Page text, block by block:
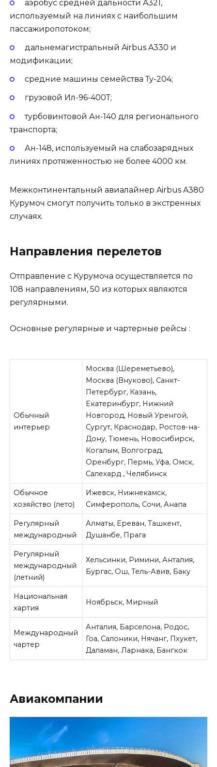
аэробус средней дальности A321,
используемый на линиях с наибольшим
пассажиропотоком;
дальнемагистральный Airbus A330 и
модификации;
средние машины семейства Ту-204;
грузовой Ил-96-400Т;
турбовинтовой Ан-140 для регионального
транспорта;
Ан-148, используемый на слабозарядных
линиях протяженностью не более 4000 км.
Межконтинентальный авиалайнер Airbus A380
Курумоч смогут получить только в экстренных
случаях.
Направления перелетов
Отправление с Курумоча осуществляется по
108 направлениям, 50 из которых являются
регулярными.
Основные регулярные и чартерные рейсы :
Обычный
интерьер
Москва (Шереметьево),
Москва (Внуково), Санкт-
Петербург, Казань,
Екатеринбург, Нижний
Новгород, Новый Уренгой,
Сургут, Краснодар, Ростов-на-
Дону, Тюмень, Новосибирск,
Когалым, Волгоград,
Оренбург, Пермь, Уфа, Омск,
Салехард , Челябинск
Обычное
хозяйство (лето)
Ижевск, Нижнекамск,
Симферополь, Сочи, Анапа
Регулярный
международный
Алматы, Ереван, Ташкент,
Душанбе, Прага
Регулярный
международный
(летний)
Хельсинки, Римини, Анталия,
Бургас, Ош, Тель-Авив, Баку
Национальная
хартия
Ноябрьск, Мирный
Международный
чартер
Анталия, Барселона, Родос,
Гоа, Салоники, Нячанг, Пхукет,
Даламан, Ларнака, Бангкок
Авиакомпании